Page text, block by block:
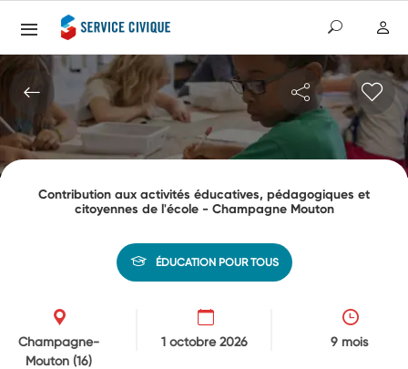
Contribution aux activités éducatives, pédagogiques et
citoyennes de l'école - Champagne Mouton
ÉDUCATION POUR TOUS
Champagne-
Mouton(16)
1 octobre 2026 9 mois